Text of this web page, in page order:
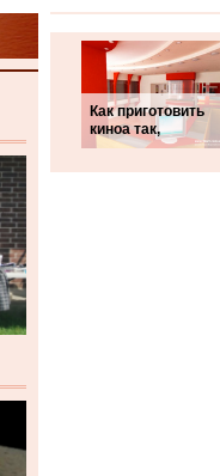
Как приготовить
киноа так,